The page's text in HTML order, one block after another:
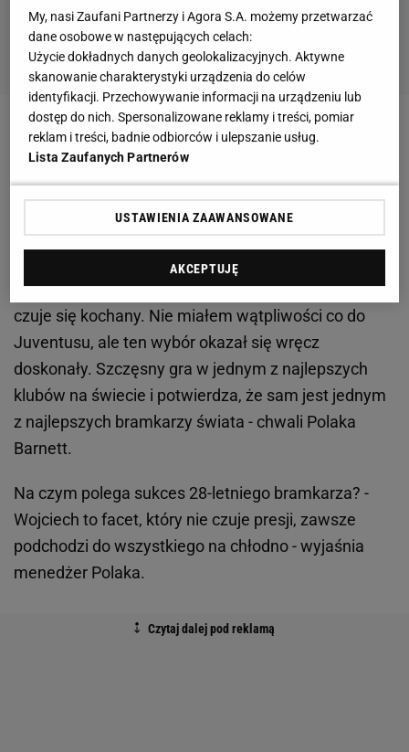
Szczęsny czuje się kochany
Barnett zaznaczył, że transfer Polaka do Juventusu
był "strzałem w dziesiątkę", a rok spędzony na ławce
rezerwowych tylko mu pomógł. - Cały sezon uczył
się od Buffona, mieli świetne relacje. Wojtek czuje
się w Juventusie bardzo dobrze, kocha ten klub i
czuje się kochany. Nie miałem wątpliwości co do
Juventusu, ale ten wybór okazał się wręcz
doskonały. Szczęsny gra w jednym z najlepszych
klubów na świecie i potwierdza, że sam jest jednym
z najlepszych bramkarzy świata - chwali Polaka
Barnett.
Na czym polega sukces 28-letniego bramkarza? -
Wojciech to facet, który nie czuje presji, zawsze
podchodzi do wszystkiego na chłodno - wyjaśnia
menedżer Polaka.
My, nasi Zaufani Partnerzy i Agora S.A. możemy przetwarzać
dane osobowe w następujących celach:
Użycie dokładnych danych geolokalizacyjnych. Aktywne
skanowanie charakterystyki urządzenia do celów
identyfikacji. Przechowywanie informacji na urządzeniu lub
dostęp do nich. Spersonalizowane reklamy i treści, pomiar
reklam i treści, badnie odbiorców i ulepszanie usług.
Lista Zaufanych Partnerów
USTAWIENIA ZAAWANSOWANE
AKCEPTUJĘ